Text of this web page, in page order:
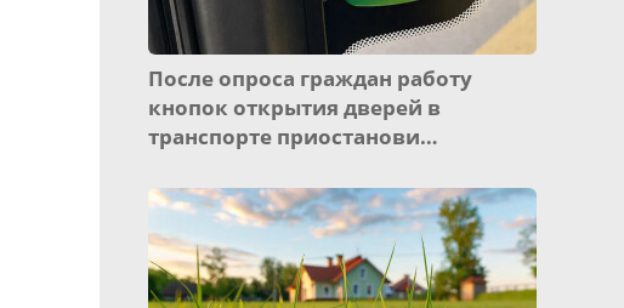
После опроса граждан работу
кнопок открытия дверей в
транспорте приостанови…